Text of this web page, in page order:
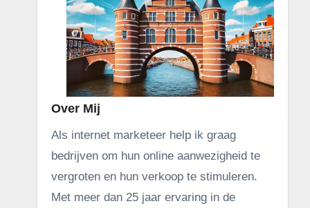
Over Mij
Als internet marketeer help ik graag
bedrijven om hun online aanwezigheid te
vergroten en hun verkoop te stimuleren.
Met meer dan 25 jaar ervaring in de